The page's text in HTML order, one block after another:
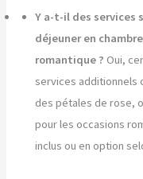
Y a-t-il des services
déjeuner en
romantique ? Oui,
services additionnels
des pétales de rose,
pour les occasions
inclus ou en option